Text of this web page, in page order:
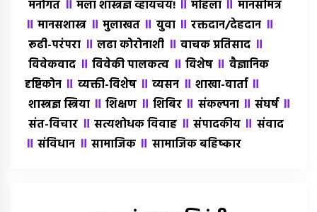
मनोगत ॥ मला शास्त्रज्ञ व्हायचंय! ॥महिला ॥ मानसमित्र
॥मानसशास्त्र ॥ मुलाखत ॥ युवा ॥रक्तदान/देहदान ॥
रूढी-परंपरा ॥ लढा कोरोनाशी ॥ वाचक प्रतिसाद ॥
विवेकवाद ॥ विवेकी पालकत्व ॥ विशेष ॥ वैज्ञानिक
दृष्टिकोन ॥ व्यक्ती-विशेष ॥व्यसन ॥ शाखा-वार्ता ॥
शास्त्रज्ञ स्त्रिया ॥शिक्षण ॥ शिबिर ॥ संकल्पना ॥संघर्ष ॥
संत-विचार ॥ सत्यशोधक विवाह ॥ संपादकीय ॥ संवाद
॥संविधान ॥ सामाजिक ॥ सामाजिक बहिष्कार